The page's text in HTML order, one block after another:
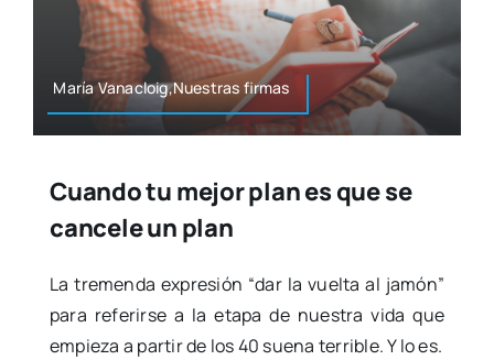
María Vanacloig,Nuestras fir­mas
Cuando tu mejor plan es que se
cancele un plan
La tre­men­da expre­sión “dar la vuel­ta al jamón”
para refe­rir­se a la eta­pa de nues­tra vida que
empie­za a par­tir de los 40 sue­na terri­ble. Y lo es.